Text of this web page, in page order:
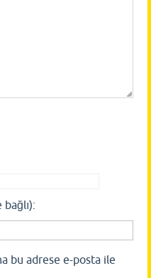
bu adrese e-posta ile